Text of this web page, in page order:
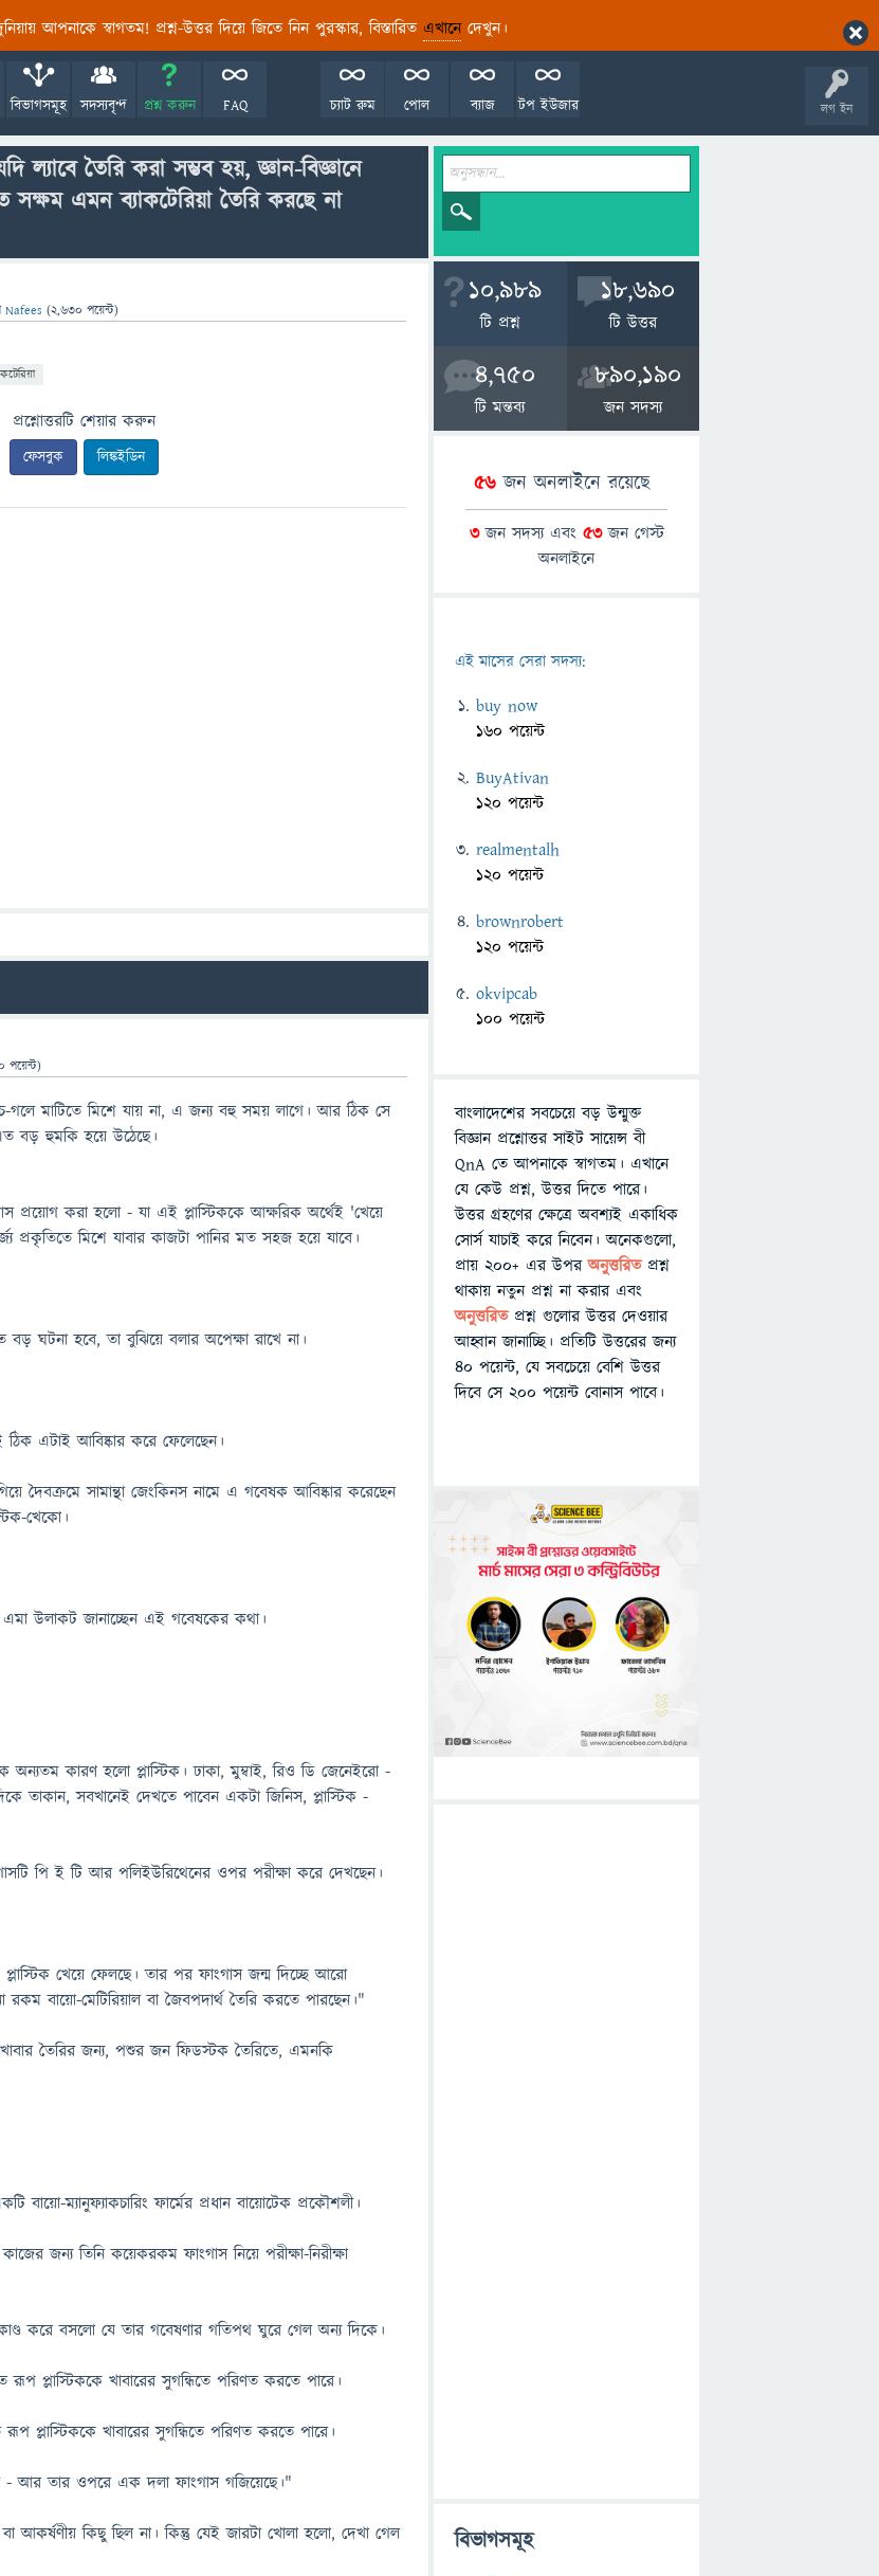
আপনাকে স্বাগতম! প্রশ্ন-উত্তর দিয়ে জিতে নিন পুরস্কার, বিস্তারিত এখানেদেখুন।
লগ ইন
বিভাগসমূহ সদস্যবৃন্দ প্রশ্ন করুন FAQ টপ ইউজার
ব্যাজ
পোল
চ্যাট রুম
তৈরি করা সম্ভব হয়, জ্ঞান-বিজ্ঞানে
সক্ষম এমন ব্যাকটেরিয়া তৈরি করছে না
Nafees (2,630 পয়েন্ট)
প্রশ্নোত্তরটি শেয়ার করুন
ফেসবুক লিঙ্কইডিন
পয়েন্ট)
গলে মাটিতে মিশে যায় না, এ জন্য বহু সময় লাগে। আর ঠিক সে
বড় হুমকি হয়ে উঠেছে।
প্রয়োগ করা হলো - যা এই প্লাস্টিককে আক্ষরিক অর্থেই 'খেয়ে
প্রকৃতিতে মিশে যাবার কাজটা পানির মত সহজ হয়ে যাবে।
ঘটনা হবে, তা বুঝিয়ে বলার অপেক্ষা রাখে না।
ঠিক এটাই আবিষ্কার করে ফেলেছেন।
দৈবক্রমে সামান্থা জেংকিনস নামে এ গবেষক আবিষ্কার করেছেন
খেকো।
এমা উলাকট জানাচ্ছেন এই গবেষকের কথা।
কারণ হলো প্লাস্টিক। ঢাকা, মুম্বাই, রিও ডি জেনেইরো -
তাকান, সবখানেই দেখতে পাবেন একটা জিনিস, প্লাস্টিক -
পি ই টি আর পলিইউরিথেনের ওপর পরীক্ষা করে দেখছেন।
প্লাস্টিক খেয়ে ফেলছে। তার পর ফাংগাস জন্ম দিচ্ছে আরো
বায়ো-মেটিরিয়াল বা জৈবপদার্থ তৈরি করতে পারছেন।"
খাবার তৈরির জন্য, পশুর জন ফিডস্টক তৈরিতে, এমনকি
বায়ো-ম্যানুফ্যাকচারিং ফার্মের প্রধান বায়োটেক প্রকৌশলী।
জন্য তিনি কয়েকরকম ফাংগাস নিয়ে পরীক্ষা-নিরীক্ষা
করে বসলো যে তার গবেষণার গতিপথ ঘুরে গেল অন্য দিকে।
রূপ প্লাস্টিককে খাবারের সুগন্ধিতে পরিণত করতে পারে।
প্লাস্টিককে খাবারের সুগন্ধিতে পরিণত করতে পারে।
আর তার ওপরে এক দলা ফাংগাস গজিয়েছে।"
আকর্ষণীয় কিছু ছিল না। কিন্তু যেই জারটা খোলা হলো, দেখা গেল
10,989
টি প্রশ্ন
18,690
টি উত্তর
4,750
টি মন্তব্য
890,190
জন সদস্য
56 জন অনলাইনে রয়েছে
3জন সদস্য এবং 53জন গেস্ট
অনলাইনে
এই মাসের সেরা সদস্য:
buy now
160 পয়েন্ট
BuyAtivan
120 পয়েন্ট
realmentalh
120 পয়েন্ট
brownrobert
120 পয়েন্ট
okvipcab
100 পয়েন্ট
বাংলাদেশের সবচেয়ে বড় উন্মুক্ত
বিজ্ঞান প্রশ্নোত্তর সাইট সায়েন্স বী
QnA তে আপনাকে স্বাগতম। এখানে
যে কেউ প্রশ্ন, উত্তর দিতে পারে।
উত্তর গ্রহণের ক্ষেত্রে অবশ্যই একাধিক
সোর্স যাচাই করে নিবেন। অনেকগুলো,
প্রায় ২০০+ এর উপরঅনুত্তরিতপ্রশ্ন
থাকায় নতুন প্রশ্ন না করার এবং
অনুত্তরিত প্রশ্ন গুলোর উত্তর দেওয়ার
আহ্বান জানাচ্ছি। প্রতিটি উত্তরের জন্য
৪০ পয়েন্ট, যে সবচেয়ে বেশি উত্তর
দিবে সে ২০০ পয়েন্ট বোনাস পাবে।
বিভাগসমূহ